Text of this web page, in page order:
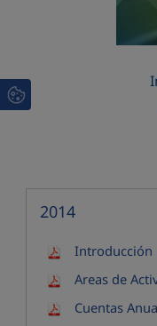
2014
Introducción
Areas de
Cuentas